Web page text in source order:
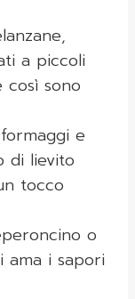
a piccoli
sono
e
di lievito
tocco
o
ama i sapori